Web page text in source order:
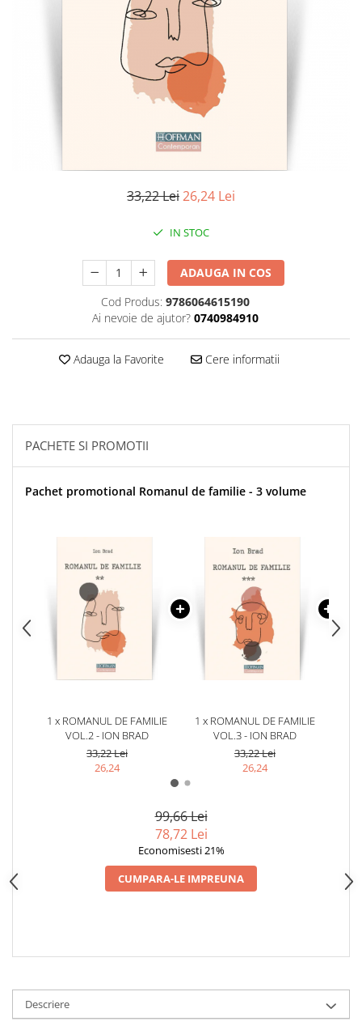
Publicistica / Reportaje / Interviuri
Sociologie si filozofie
33,22 Lei26,24 Lei
IN STOC
ADAUGA IN COS
Cod Produs: 9786064615190
Ai nevoie de ajutor? 0740984910
Adauga la Favorite Cere informatii
PACHETE SI PROMOTII
Pachet promotional Romanul de familie - 3 volume
1 x ROMANUL DE FAMILIE
VOL.2 - ION BRAD
33,22 Lei
26,24
1 x ROMANUL DE FAMILIE
VOL.3 - ION BRAD
33,22 Lei
26,24
99,66 Lei
78,72 Lei
Economisesti 21%
CUMPARA-LE IMPREUNA
Descriere